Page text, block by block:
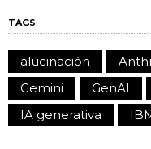
TAGS
alucinación
Gemini
GenAI
IA generativa